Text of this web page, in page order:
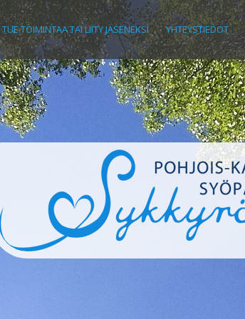
TUE TOIMINTAA TAI LIITY JÄSENEKSI YHTEYSTIEDOT